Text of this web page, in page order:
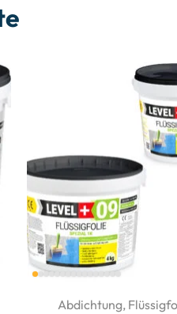
Abdichtung,